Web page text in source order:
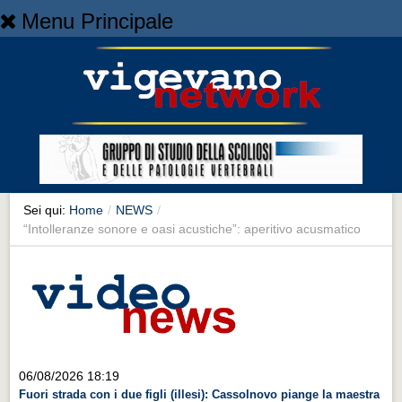
Menu Principale
NEWS
Cronaca
Cronaca
Artes et Artificia
Sport
Territorio
Sei qui: Home / NEWS /
“Intolleranze sonore e oasi acustiche”: aperitivo acusmatico
06/08/2026 18:19
Fuori strada con i due figli (illesi): Cassolnovo piange la maestra